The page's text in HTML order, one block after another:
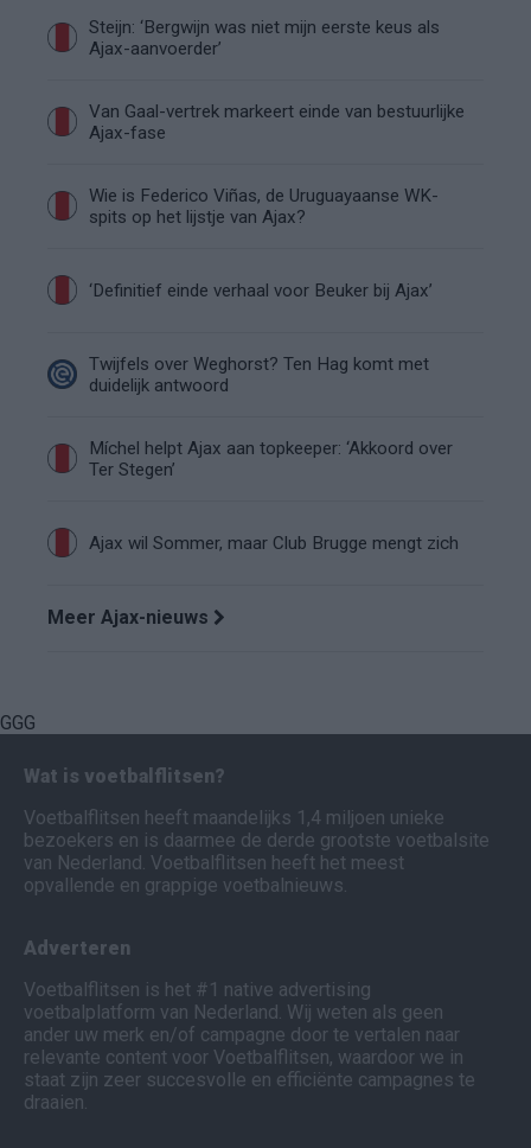
Steijn: ‘Bergwijn was niet mijn eerste keus als
Ajax-aanvoerder’
Van Gaal-vertrek markeert einde van bestuurlijke
Ajax-fase
Wie is Federico Viñas, de Uruguayaanse WK-
spits op het lijstje van Ajax?
‘Definitief einde verhaal voor Beuker bij Ajax’
Twijfels over Weghorst? Ten Hag komt met
duidelijk antwoord
Míchel helpt Ajax aan topkeeper: ‘Akkoord over
Ter Stegen’
Ajax wil Sommer, maar Club Brugge mengt zich
Meer Ajax-nieuws
GGG
Wat is voetbalflitsen?
Voetbalflitsen heeft maandelijks 1,4 miljoen unieke
bezoekers en is daarmee de derde grootste voetbalsite
van Nederland. Voetbalflitsen heeft het meest
opvallende en grappige voetbalnieuws.
Adverteren
Voetbalflitsen is het #1 native advertising
voetbalplatform van Nederland. Wij weten als geen
ander uw merk en/of campagne door te vertalen naar
relevante content voor Voetbalflitsen, waardoor we in
staat zijn zeer succesvolle en efficiënte campagnes te
draaien.